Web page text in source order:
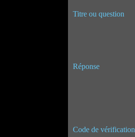
Titre ou question
Réponse
Code de vérification